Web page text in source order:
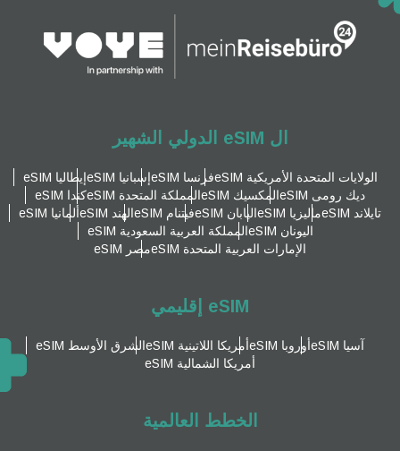
ال eSIM الدولي الشهير
الولايات المتحدة الأمريكية eSIM فرنسا eSIM إسبانيا eSIM
إيطاليا eSIM
ديك رومى eSIM
المكسيك eSIM المملكة المتحدة eSIM
كندا eSIM
تايلاند eSIM
ماليزيا eSIM اليابان eSIM فيتنام eSIM الهند eSIM
ألمانيا eSIM
اليونان eSIM
المملكة العربية السعودية eSIM
الإمارات العربية المتحدة eSIM
مصر eSIM
eSIM إقليمي
آسيا eSIM أوروبا eSIM أمريكا اللاتينية eSIM
الشرق الأوسط eSIM
أمريكا الشمالية eSIM
الخطط العالمية